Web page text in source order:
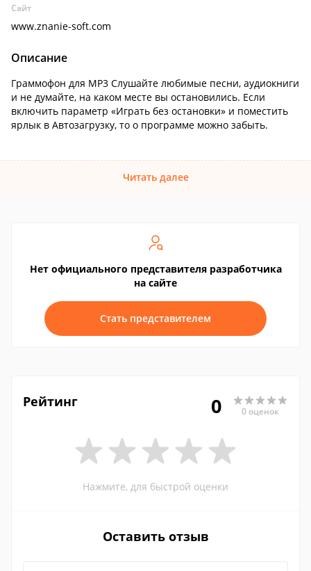
Сайт
www.znanie-soft.com
Описание
Граммофон для MP3 Слушайте любимые песни, аудиокниги
и не думайте, на каком месте вы остановились. Если
включить параметр «Играть без остановки» и поместить
ярлык в Автозагрузку, то о программе можно забыть.
Читать далее
Нет официального представителя разработчика
на сайте
Стать представителем
Рейтинг 0 0 оценок
Нажмите, для быстрой оценки
Оставить отзыв